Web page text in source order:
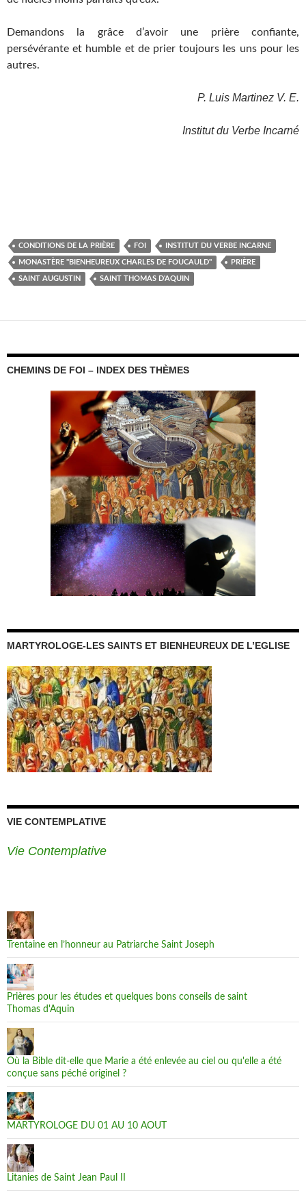
Demandons la grâce d’avoir une prière confiante,
persévérante et humble et de prier toujours les uns pour les
autres.
P. Luis Martinez V. E.
Institut du Verbe Incarné
CONDITIONS DE LA PRIÈRE FOI INSTITUT DU VERBE INCARNE
MONASTÈRE "BIENHEUREUX CHARLES DE FOUCAULD" PRIÈRE
SAINT AUGUS­TIN SAINT THOMAS D'AQUIN
CHEMINS DE FOI – INDEX DES THÈMES
MARTYROLOGE-LES SAINTS ET BIENHEUREUX DE L’EGLISE
VIE CONTEMPLATIVE
Vie Contemplative
Trentaine en l’honneur au Patriarche Saint Joseph
Prières pour les études et quelques bons conseils de saint
Thomas d'Aquin
Où la Bible dit-elle que Marie a été enlevée au ciel ou qu'elle a été
conçue sans péché originel ?
MARTYROLOGE DU 01 AU 10 AOUT
Litanies de Saint Jean Paul II